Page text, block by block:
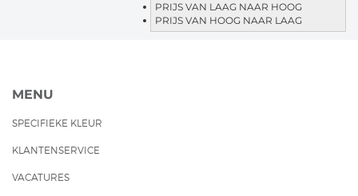
PRIJS VAN LAAG NAAR HOOG
PRIJS VAN HOOG NAAR LAAG
MENU
SPECIFIEKE KLEUR
KLANTENSERVICE
VACATURES